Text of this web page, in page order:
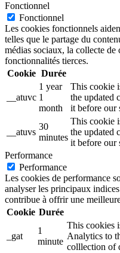
Fonctionnel
Fonctionnel
Les cookies fonctionnels
telles que le partage du
médias sociaux, la collecte de
fonctionnalités tierces.
Cookie Durée
__atuvc
1 year
1
month
This cookie
the updated
it before our
__atuvs
30
minutes
This cookie
the updated
it before our
Performance
Performance
Les cookies de performance
analyser les principaux
contribue à offrir une
Cookie Durée
_gat
1
minute
This cookies
Analytics to
colllection of